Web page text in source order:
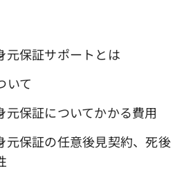
元保証サポートとは
いて
元保証についてかかる費用
元保証の任意後見契約、死後